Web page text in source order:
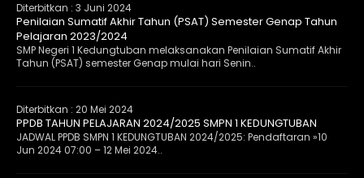
Diterbitkan : 3 Juni 2024
Penilaian Sumatif Akhir Tahun (PSAT) Semester Genap Tahun
Pelajaran 2023/2024
SMP Negeri 1 Kedungtuban melaksanakan Penilaian Sumatif Akhir
Tahun (PSAT) semester Genap mulai hari Senin..
Diterbitkan : 20 Mei 2024
PPDB TAHUN PELAJARAN 2024/2025 SMPN 1 KEDUNGTUBAN
JADWAL PPDB SMPN 1 KEDUNGTUBAN 2024/2025: Pendaftaran »10
Jun 2024 07:00 – 12 Mei 2024..